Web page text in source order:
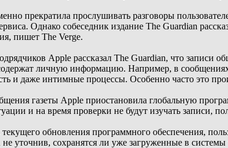
прекратила прослушивать разговоры
Однако собеседник издание The Guardian
пишет The Verge.
Apple рассказал The Guardian, что записи
личную информацию. Например, в
и даже интимные процессы. Особенно часто это
газеты Apple приостановила глобальную
и на время проверки не будут изучать записи,
обновления программного обеспечения,
уточнив, сохранятся ли уже загруженные в системы